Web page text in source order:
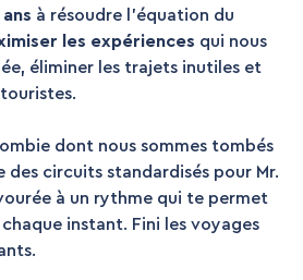
ans à résoudre l’équation du
les expériences qui nous
éliminer les trajets inutiles et
dont nous sommes tombés
circuits standardisés pour Mr.
à un rythme qui te permet
instant. Fini les voyages